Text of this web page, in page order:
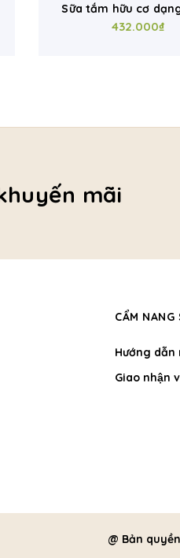
Sữa tắm hữu cơ
roi ngựa chanh
432.000₫
mãi
CẨM NANG
Hướng dẫn
Giao nhận
@ Bản